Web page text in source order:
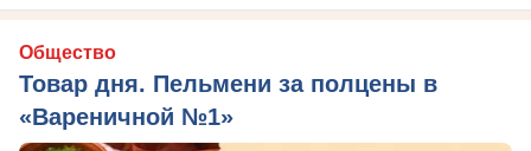
Общество
Товар дня. Пельмени за полцены в
«Вареничной №1»